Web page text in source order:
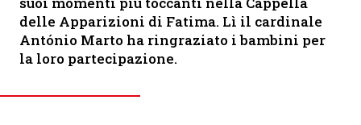
delle Apparizioni di Fatima. Lì il cardinale
António Marto ha ringraziato i bambini per
la loro partecipazione.